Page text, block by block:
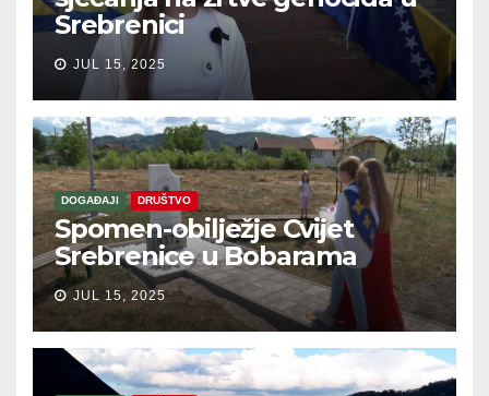
Srebrenici
JUL 15, 2025
DOGAĐAJI DRUŠTVO
Spomen-obilježje Cvijet
Srebrenice u Bobarama
JUL 15, 2025